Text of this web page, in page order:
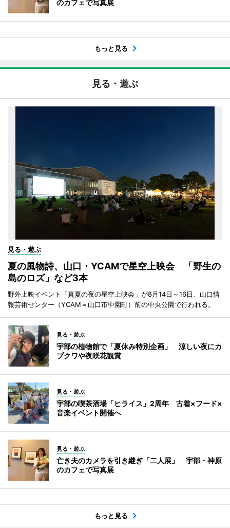
のカフェで写真展
もっと見る
見る・遊ぶ
見る・遊ぶ
夏の風物詩、山口・YCAMで星空上映会 「野生の
島のロズ」など3本
野外上映イベント「真夏の夜の星空上映会」が8月14日～16日、山口情
報芸術センター（YCAM＝山口市中園町）前の中央公園で行われる。
見る・遊ぶ
宇部の植物館で「夏休み特別企画」 涼しい夜にカ
ブクワや夜咲花観賞
見る・遊ぶ
宇部の喫茶酒場「ヒライス」2周年 古着×フード×
音楽イベント開催へ
見る・遊ぶ
亡き夫のカメラを引き継ぎ「二人展」 宇部・神原
のカフェで写真展
もっと見る